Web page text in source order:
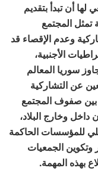
أن تبدأ بتقديم
تمثل المجتمع
وعدم الإقصاء قد
الأجنبية،
سوريا المعالم
عن التشاركية
بين صفوف المجتمع
داخل وخارج البلاد،
للمؤسسات الحاكمة
وتكوين الجمعيات
بهذه المهمة.